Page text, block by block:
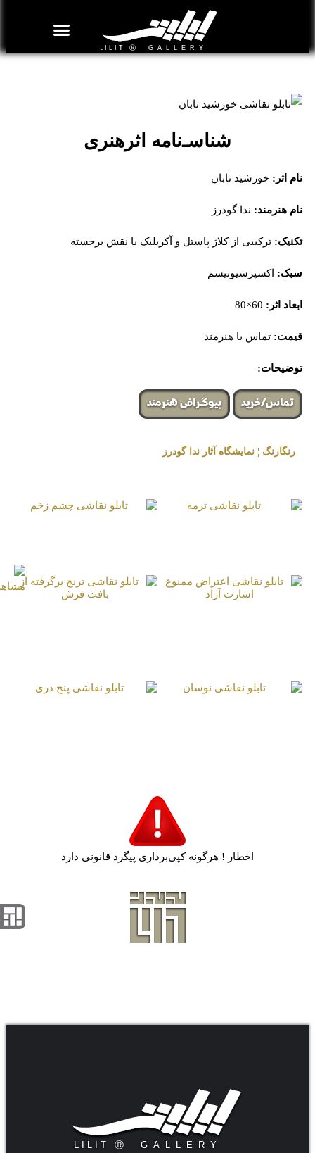
شناسـ‌نامه اثرهنری
نام اثر: خورشید تابان
نام هنرمند: ندا گودرز
تکنیک: ترکیبی از کلاژ پاستل و آکریلیک با نقش برجسته
سبک: اکسپرسیونیسم
ابعاد اثر:
قیمت: تماس با هنرمند
توضیحات:
تماس/خرید بیوگرافی هنرمند
رنگارنگ ¦ نمایشگاه آثار ندا گودرز
اخطار ! هرگونه کپی‌برداری پیگرد قانونی دارد